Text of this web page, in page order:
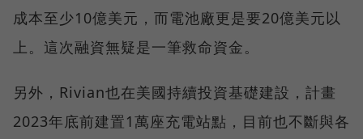
成本至少10億美元，而電池廠更是要20億美元以
上。這次融資無疑是一筆救命資金。
另外，Rivian也在美國持續投資基礎建設，計畫
2023年底前建置1萬座充電站點，目前也不斷與各